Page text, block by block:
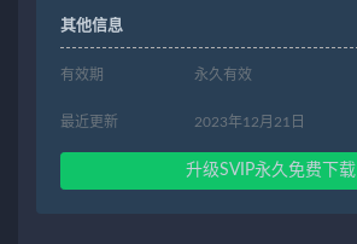
其他信息
有效期 永久有效
最近更新 2023年12月21日
升级SVIP永久免费下载